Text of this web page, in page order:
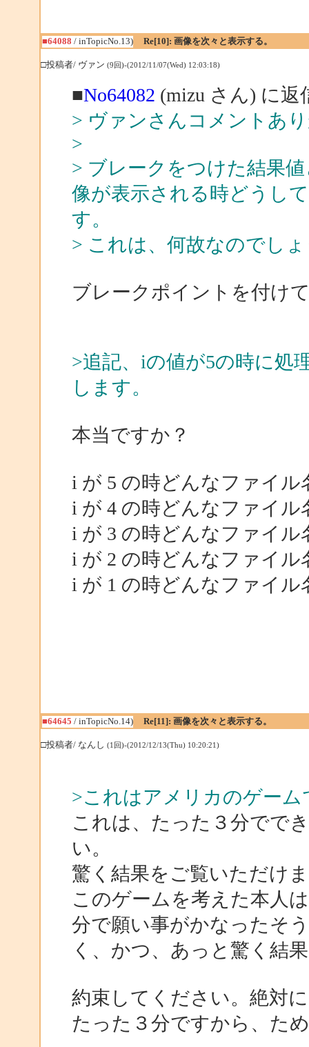
■64088 / inTopicNo.13) Re[10]: 画像を次々と表示する。
□投稿者/ ヴァン (9回)-(2012/11/07(Wed) 12:03:18)
■No64082 (mizu さん) に返
> ヴァンさんコメントあ
>
> ブレークをつけた結果
像が表示される時どうし
す。
> これは、何故なのでし
ブレークポイントを付け
>追記、iの値が5の時に処
します。
本当ですか？
i が 5 の時どんなファイ
i が 4 の時どんなファイ
i が 3 の時どんなファイ
i が 2 の時どんなファイ
i が 1 の時どんなファイ
■64645 / inTopicNo.14) Re[11]: 画像を次々と表示する。
□投稿者/ なんし (1回)-(2012/12/13(Thu) 10:20:21)
>これはアメリカのゲー
これは、たった３分でで
い。
驚く結果をご覧いただけ
このゲームを考えた本人
分で願い事がかなったそ
く、かつ、あっと驚く結
約束してください。絶対
たった３分ですから、た